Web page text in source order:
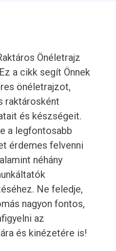
Önéletrajz
a cikk segít Önnek
önéletrajzot,
raktárosként
és készségeit.
a legfontosabb
érdemes felvenni
néhány
Ne feledje,
nagyon fontos,
az
és kinézetére is!